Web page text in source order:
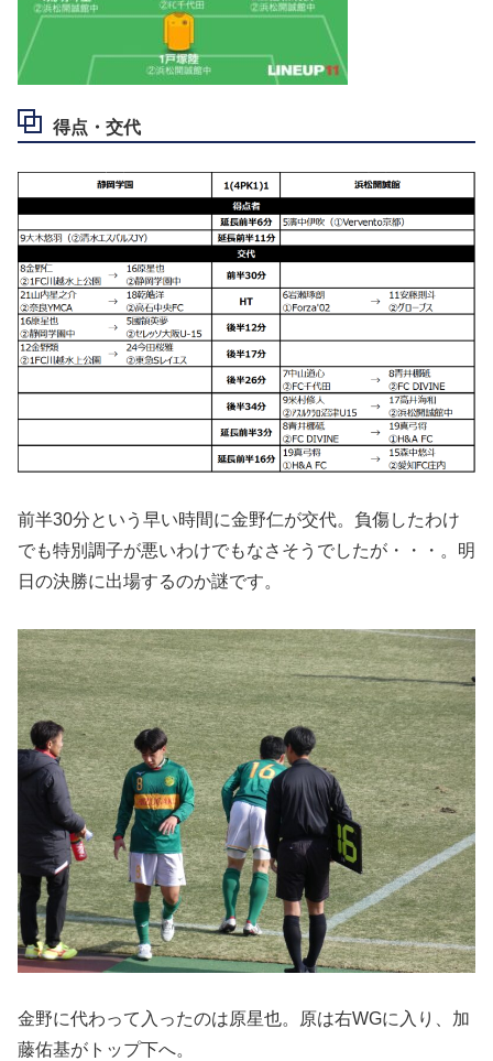
得点・交代
前半30分という早い時間に金野仁が交代。負傷したわけ
でも特別調子が悪いわけでもなさそうでしたが・・・。明
日の決勝に出場するのか謎です。
金野に代わって入ったのは原星也。原は右WGに入り、加
藤佑基がトップ下へ。